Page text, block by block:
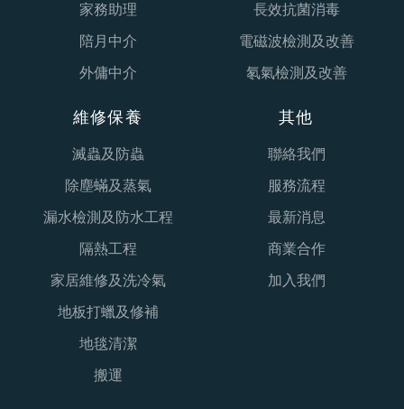
家務助理
陪月中介
外傭中介
長效抗菌消毒
電磁波檢測及改善
氡氣檢測及改善
維修保養
滅蟲及防蟲
除塵蟎及蒸氣
漏水檢測及防水工程
隔熱工程
家居維修及洗冷氣
地板打蠟及修補
地毯清潔
搬運
其他
聯絡我們
服務流程
最新消息
商業合作
加入我們